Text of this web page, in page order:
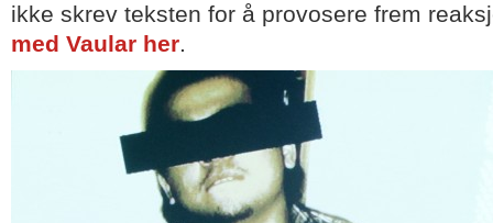
ikke skrev teksten for å provosere frem
med Vaular her.